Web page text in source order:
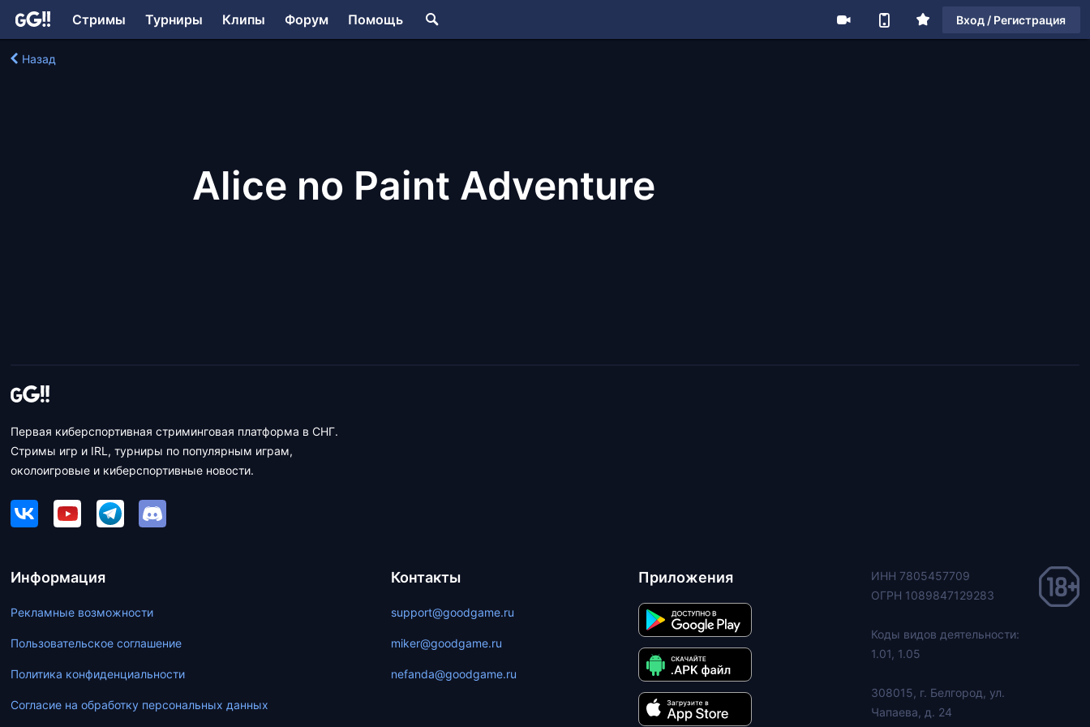
Стримы Турниры Клипы Форум Помощь Вход / Регистрация
Назад
Alice no Paint Adventure
Первая киберспортивная стриминговая платформа в СНГ.
Стримы игр и IRL, турниры по популярным играм,
околоигровые и киберспортивные новости.
Информация
Рекламные возможности
Пользовательское соглашение
Политика конфиденциальности
Согласие на обработку персональных данных
Контакты
support@goodgame.ru
miker@goodgame.ru
nefanda@goodgame.ru
Приложения
ИНН 7805457709
ОГРН 1089847129283
Коды видов деятельности:
1.01, 1.05
308015, г. Белгород, ул.
Чапаева, д. 24